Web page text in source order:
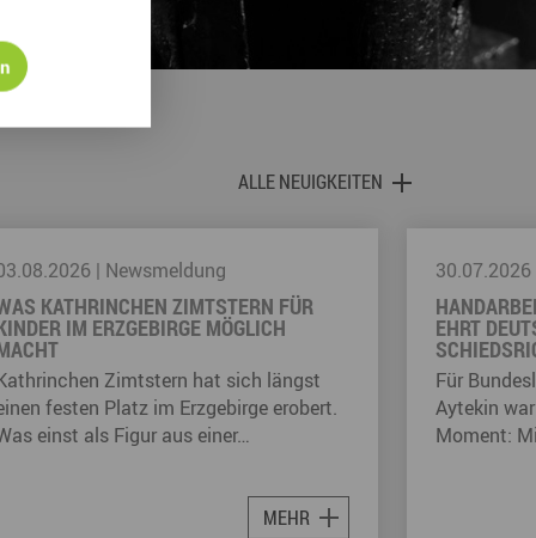
ALLE NEUIGKEITEN
| Newsmeldung
AUS DEM ERZGEBIRGE
DEUTSCHLANDS BESTEN
Bundesliga-Schiedsrichter Deniz
war es ein ganz besonderer
Mit der Auszeichnung als…
MEHR
29.07.2026
Musik,
sich am